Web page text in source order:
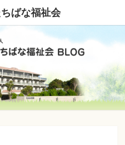
ばな福祉会
社
会
福